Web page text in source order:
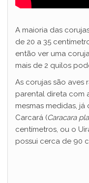
A maioria das
de 20 a 35
então ver uma
mais de 2 quilos
As corujas são aves
parental direta com
mesmas medidas,
Carcará (Caracara
centímetros, ou o
possui cerca de 90